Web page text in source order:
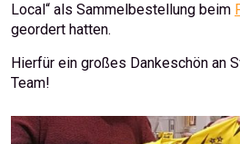
Local“ als Sammelbestellung beim
geordert hatten.
Hierfür ein großes Dankeschön an
Team!